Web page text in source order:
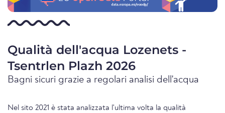
Qualità dell'acqua Lozenets -
Tsentrlen Plazh 2026
Bagni sicuri grazie a regolari analisi dell'acqua
Nel sito 2021 è stata analizzata l'ultima volta la qualità